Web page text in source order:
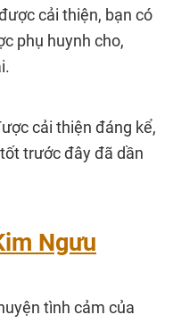
cải thiện, bạn có
phụ huynh cho,
cải thiện đáng kể,
trước đây đã dần
Ngưu
tình cảm của